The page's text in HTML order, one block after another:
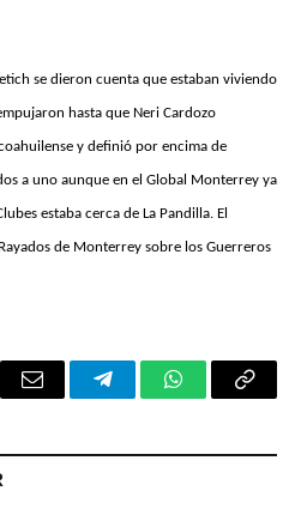
se dieron cuenta que estaban viviendo
hasta que Neri Cardozo
y definió por encima de
a uno aunque en el Global Monterrey ya
estaba cerca de La Pandilla. El
de Monterrey sobre los Guerreros
Email TelegramWhatsApp
Copy